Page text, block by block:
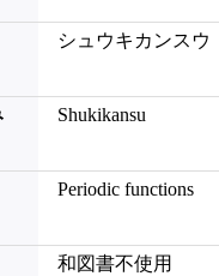
シュウキカンスウ
Shukikansu
Periodic functions
和図書不使用